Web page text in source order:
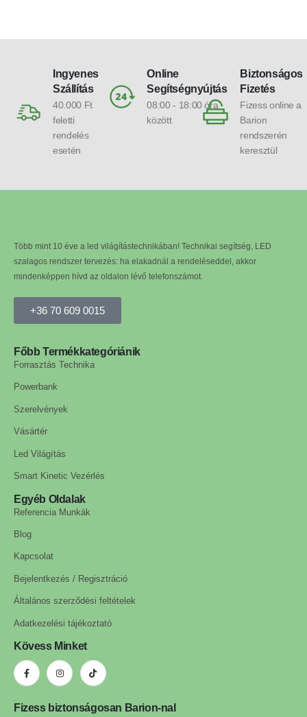
Ingyenes
Szállítás
40.000 Ft
feletti
rendelés
esetén
Online
Segítségnyújtás
08:00 - 18:00 óra
között
Biztonságos
Fizetés
Fizess online a
Barion
rendszerén
keresztül
Több mint 10 éve a led világítástechnikában! Technikai segítség, LED
szalagos rendszer tervezés: ha elakadnál a rendeléseddel, akkor
mindenképpen hívd az oldalon lévő telefonszámot.
+36 70 609 0015
Főbb Termékkategóriánik
Forrasztás Technika
Powerbank
Szerelvények
Vásártér
Led Világítás
Smart Kinetic Vezérlés
Egyéb Oldalak
Referencia Munkák
Blog
Kapcsolat
Bejelentkezés / Regisztráció
Általános szerződési feltételek
Adatkezelési tájékoztató
Kövess Minket
Fizess biztonságosan Barion-nal